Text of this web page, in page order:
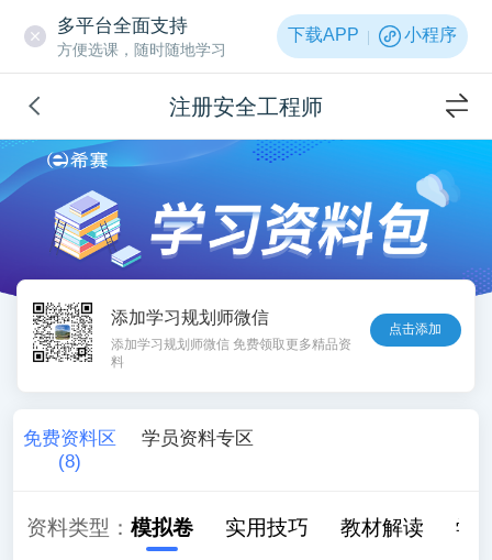
多平台全面支持
方便选课，随时随地学习
下载APP 小程序
注册安全工程师
添加学习规划师微信
添加学习规划师微信 免费领取更多精品资
料
点击添加
免费资料区
(8)
学员资料专区
资料类型：
历年真题 模拟卷 实用技巧 教材解读 学